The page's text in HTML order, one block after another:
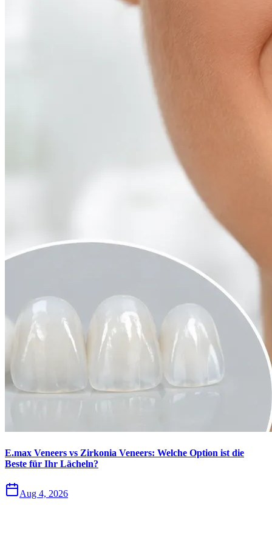
E.max Veneers vs Zirkonia Veneers: Welche Option ist die
Beste für Ihr Lächeln?
Aug 4, 2026